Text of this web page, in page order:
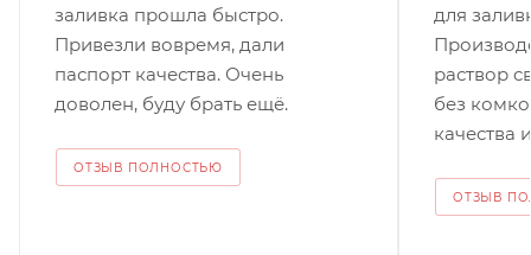
заливка прошла быстро.
Привезли вовремя, дали
паспорт качества. Очень
доволен, буду брать ещё.
ОТЗЫВ ПОЛНОСТЬЮ
для
раствор
без
качества
ОТЗЫВ